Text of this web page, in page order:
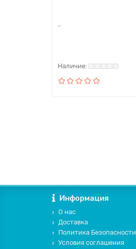
..
Информация
О нас
Доставка
Политика Безопасности
Условия соглашения